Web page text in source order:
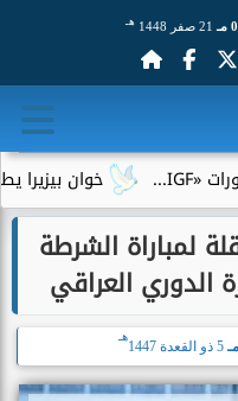
21 صفر 1448 هـ
خوان بيزيرا يطلب
لمباراة الشرطة
الدوري العراقي
5 ذو القعدة 1447
هـ